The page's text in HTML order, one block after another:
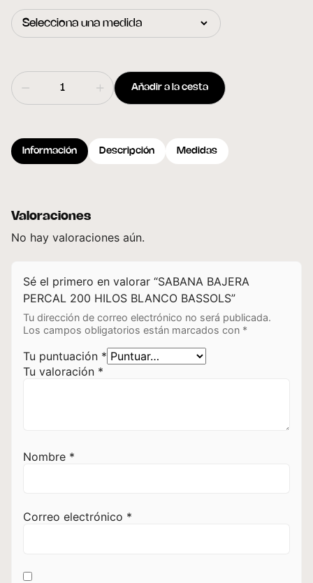
Añadir a la cesta
Información Descripción Medidas
Valoraciones
No hay valoraciones aún.
Sé el primero en valorar “SABANA BAJERA
PERCAL 200 HILOS BLANCO BASSOLS”
Tu dirección de correo electrónico no será publicada.
Los campos obligatorios están marcados con *
Tu puntuación *
Tu valoración *
Nombre *
Correo electrónico *